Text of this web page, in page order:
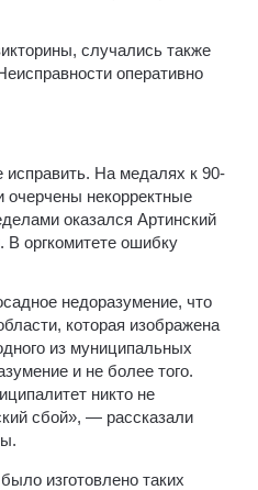
случались также
оперативно
исправить. На медалях к 90-
очерчены некорректные
оказался Артинский
В оргкомитете ошибку
недоразумение, что
которая изображена
из муниципальных
и не более того.
никто не
сбой», — рассказали
изготовлено таких